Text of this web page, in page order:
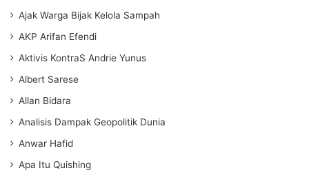
Ajak Warga Bijak Kelola Sampah
AKP Arifan Efendi
Aktivis KontraS Andrie Yunus
Albert Sarese
Allan Bidara
Analisis Dampak Geopolitik Dunia
Anwar Hafid
Apa Itu Quishing